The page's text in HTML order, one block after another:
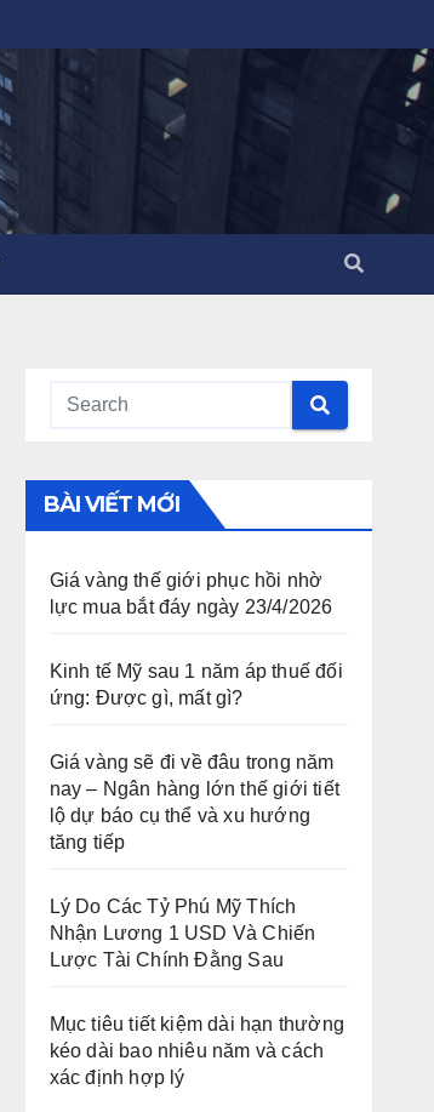
BÀI VIẾT MỚI
Giá vàng thế giới phục hồi nhờ
lực mua bắt đáy ngày 23/4/2026
Kinh tế Mỹ sau 1 năm áp thuế đối
ứng: Được gì, mất gì?
Giá vàng sẽ đi về đâu trong năm
nay – Ngân hàng lớn thế giới tiết
lộ dự báo cụ thể và xu hướng
tăng tiếp
Lý Do Các Tỷ Phú Mỹ Thích
Nhận Lương 1 USD Và Chiến
Lược Tài Chính Đằng Sau
Mục tiêu tiết kiệm dài hạn thường
kéo dài bao nhiêu năm và cách
xác định hợp lý